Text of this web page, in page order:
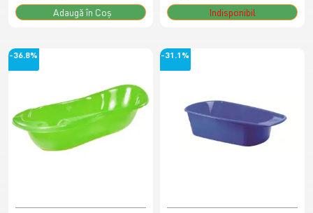
Adaugă în Coş Indisponibil
-36.8% -31.1%